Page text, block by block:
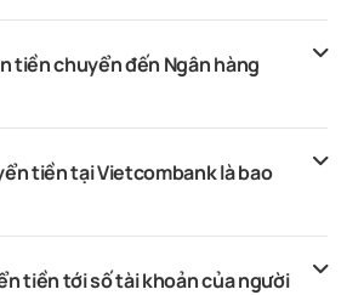
tiền chuyển đến Ngân hàng
tiền tại Vietcombank là bao
tiền tới số tài khoản của người